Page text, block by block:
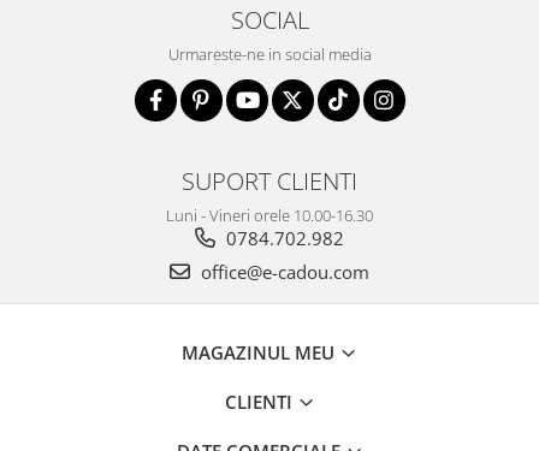
SOCIAL
Urmareste-ne in social media
SUPORT CLIENTI
Luni - Vineri orele 10.00-16.30
0784.702.982
office@e-cadou.com
MAGAZINUL MEU
CLIENTI